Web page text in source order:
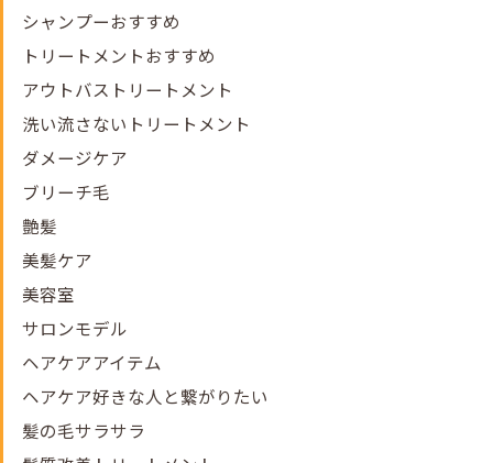
シャンプーおすすめ
トリートメントおすすめ
アウトバストリートメント
洗い流さないトリートメント
ダメージケア
ブリーチ毛
艶髪
美髪ケア
美容室
サロンモデル
ヘアケアアイテム
ヘアケア好きな人と繋がりたい
髪の毛サラサラ